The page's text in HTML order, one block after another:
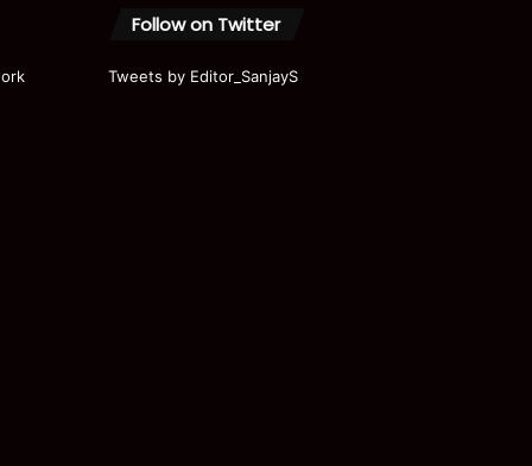
Follow on Twitter
Tweets by Editor_SanjayS